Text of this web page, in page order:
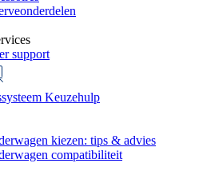
support
Keuzehulp
kiezen: tips & advies
compatibiliteit